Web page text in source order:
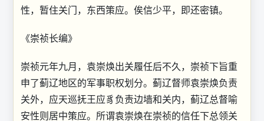
性，暂住关门，东西策应。俟信少平，即还密镇。
《崇祯长编》
崇祯元年九月，袁崇焕出关履任后不久，崇祯下旨重
申了蓟辽地区的军事职权划分。蓟辽督师袁崇焕负责
关外，应天巡抚王应豸负责边墙和关内，蓟辽总督喻
安性则居中策应。所谓袁崇焕在崇祯的信任下总领关